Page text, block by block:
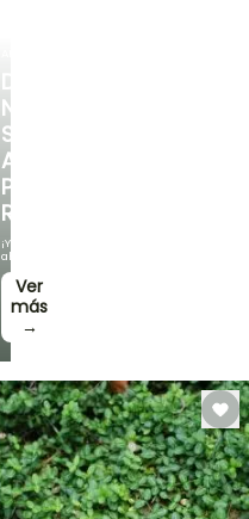
DESCUBRE
NUESTRA
SELECCIÓN
A
PRECIOS
REDUCIDOS
¡Y
ahorra!
Ver
más
→